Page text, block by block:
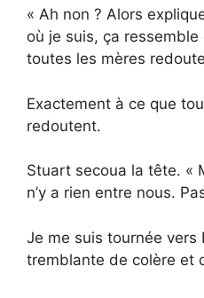
« Ah non ? Alors
où je suis, ça
toutes les mères
Exactement à ce que
redoutent.
Stuart secoua la tête. «
n’y a rien entre nous.
Je me suis tournée vers
tremblante de colère et